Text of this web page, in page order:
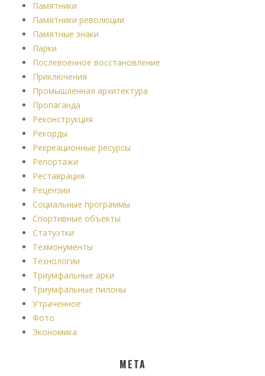
Памятники
Памятники революции
Памятные знаки
Парки
Послевоенное восстановление
Приключения
Промышленная архитектура
Пропаганда
Реконструкция
Рекорды
Рекреационные ресурсы
Репортажи
Реставрация
Рецензии
Социальные программы
Спортивные объекты
Статуэтки
Техмонументы
Технологии
Триумфальные арки
Триумфальные пилоны
Утраченное
Фото
Экономика
МЕТА